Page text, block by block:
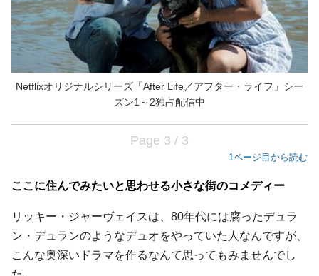
Netflixオリジナルシリーズ「After Life／アフター・ライフ」シー
ズン1～2独占配信中
Page 3 / 3
1ページ目から読む
ここに住んでみたいと思わせる小さな街のコメディー
リッキー・ジャーヴェイスは、80年代には腐ったデュラ
ン・デュランのようなデュオをやっていた人なんですが、
こんな奥深いドラマを作るなんて思ってもみませんでし